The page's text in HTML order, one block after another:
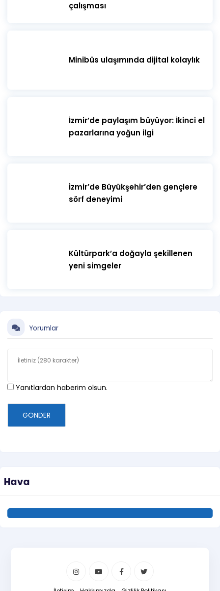
çalışması
Minibüs ulaşımında dijital kolaylık
İzmir’de paylaşım büyüyor: İkinci el
pazarlarına yoğun ilgi
İzmir’de Büyükşehir’den gençlere
sörf deneyimi
Kültürpark’a doğayla şekillenen
yeni simgeler
Yorumlar
Yanıtlardan haberim olsun.
GÖNDER
Hava